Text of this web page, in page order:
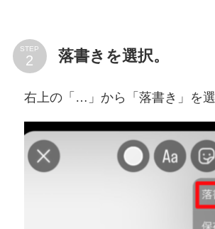
STEP 落書きを選択。
右上の「…」から「落書き」を選